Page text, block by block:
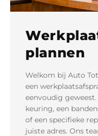
plannen
Welkom bij Auto
een
eenvoudig
keuring, een
of een specifieke
juiste adres. Ons